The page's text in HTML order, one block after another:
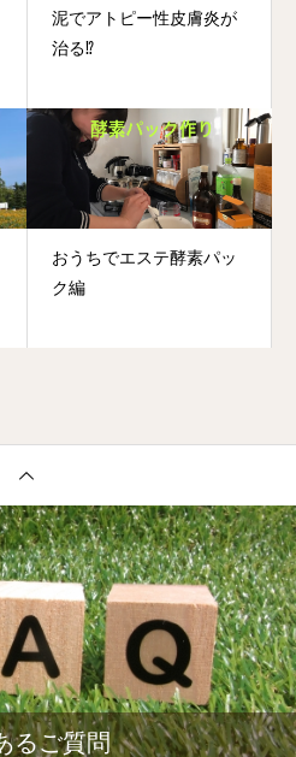
泥でアトピー性皮膚炎が
治る⁉️
おうちでエステ酵素パッ
ク編
るご質問